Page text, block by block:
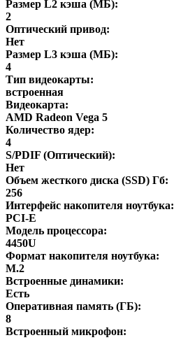
Размер L2 кэша (МБ):
2
Оптический привод:
Нет
Размер L3 кэша (МБ):
4
Тип видеокарты:
встроенная
Видеокарта:
AMD Radeon Vega 5
Количество ядер:
4
S/PDIF (Оптический):
Нет
Объем жесткого диска (SSD) Гб:
256
Интерфейс накопителя ноутбука:
PCI-E
Модель процессора:
4450U
Формат накопителя ноутбука:
M.2
Встроенные динамики:
Есть
Оперативная память (ГБ):
8
Встроенный микрофон: